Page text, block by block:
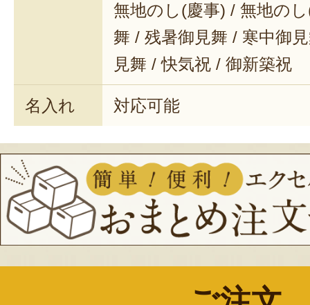
無地のし(慶事) / 無地の
舞 / 残暑御見舞 / 寒中御
見舞 / 快気祝 / 御新築祝
名入れ 対応可能